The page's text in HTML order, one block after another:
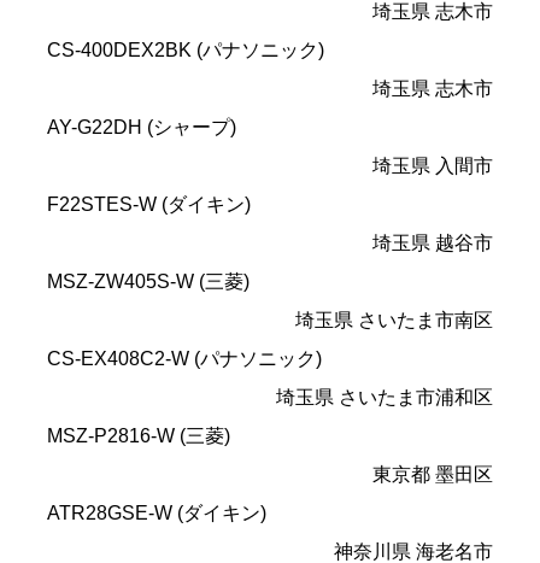
埼玉県 志木市
CS-400DEX2BK (パナソニック)
埼玉県 志木市
AY-G22DH (シャープ)
埼玉県 入間市
F22STES-W (ダイキン)
埼玉県 越谷市
MSZ-ZW405S-W (三菱)
埼玉県 さいたま市南区
CS-EX408C2-W (パナソニック)
埼玉県 さいたま市浦和区
MSZ-P2816-W (三菱)
東京都 墨田区
ATR28GSE-W (ダイキン)
神奈川県 海老名市